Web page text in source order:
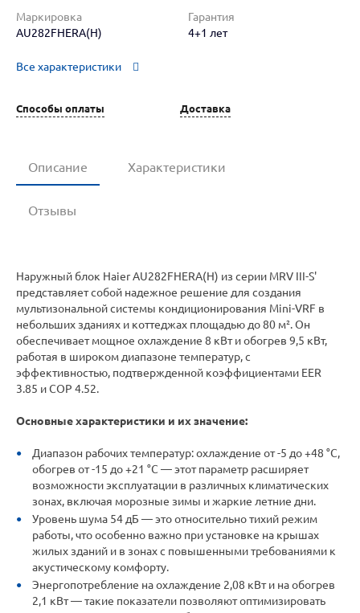
Маркировка
AU282FHERA(H)
Гарантия
4+1 лет
Все характеристики
Способы оплаты Доставка
Описание Характеристики
Отзывы
Наружный блок Haier AU282FHERA(H) из серии MRV III-S'
представляет собой надежное решение для создания
мультизональной системы кондиционирования Mini-VRF в
небольших зданиях и коттеджах площадью до 80 м². Он
обеспечивает мощное охлаждение 8 кВт и обогрев 9,5 кВт,
работая в широком диапазоне температур, с
эффективностью, подтвержденной коэффициентами EER
3.85 и COP 4.52.
Основные характеристики и их значение:
Диапазон рабочих температур: охлаждение от -5 до +48 °С,
обогрев от -15 до +21 °С — этот параметр расширяет
возможности эксплуатации в различных климатических
зонах, включая морозные зимы и жаркие летние дни.
Уровень шума 54 дБ — это относительно тихий режим
работы, что особенно важно при установке на крышах
жилых зданий и в зонах с повышенными требованиями к
акустическому комфорту.
Энергопотребление на охлаждение 2,08 кВт и на обогрев
2,1 кВт — такие показатели позволяют оптимизировать